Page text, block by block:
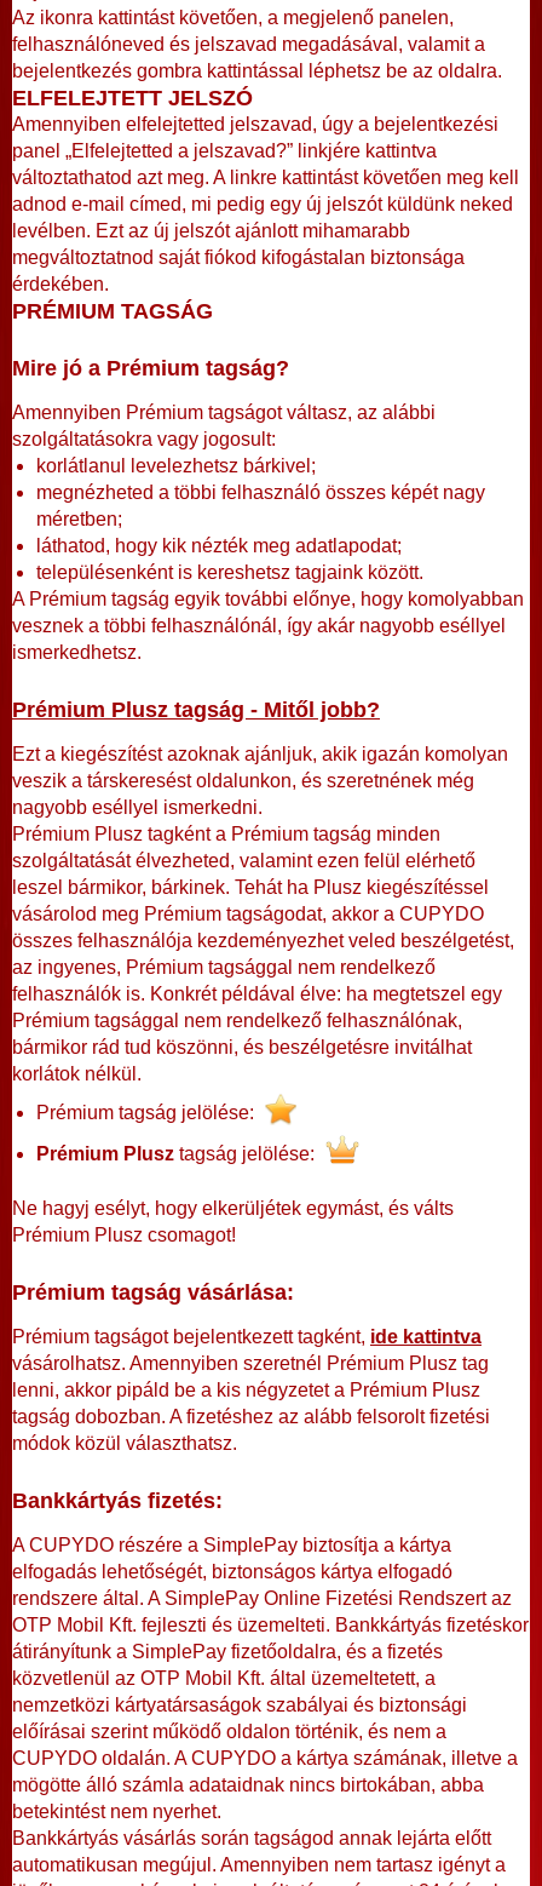
Az ikonra kattintást követően, a megjelenő panelen,
felhasználóneved és jelszavad megadásával, valamit a
bejelentkezés gombra kattintással léphetsz be az oldalra.
ELFELEJTETT JELSZÓ
Amennyiben elfelejtetted jelszavad, úgy a bejelentkezési
panel „Elfelejtetted a jelszavad?” linkjére kattintva
változtathatod azt meg. A linkre kattintást követően meg kell
adnod e-mail címed, mi pedig egy új jelszót küldünk neked
levélben. Ezt az új jelszót ajánlott mihamarabb
megváltoztatnod saját fiókod kifogástalan biztonsága
érdekében.
PRÉMIUM TAGSÁG
Mire jó a Prémium tagság?
Amennyiben Prémium tagságot váltasz, az alábbi
szolgáltatásokra vagy jogosult:
korlátlanul levelezhetsz bárkivel;
megnézheted a többi felhasználó összes képét nagy
méretben;
láthatod, hogy kik nézték meg adatlapodat;
településenként is kereshetsz tagjaink között.
A Prémium tagság egyik további előnye, hogy komolyabban
vesznek a többi felhasználónál, így akár nagyobb eséllyel
ismerkedhetsz.
Prémium Plusz tagság - Mitől jobb?
Ezt a kiegészítést azoknak ajánljuk, akik igazán komolyan
veszik a társkeresést oldalunkon, és szeretnének még
nagyobb eséllyel ismerkedni.
Prémium Plusz tagként a Prémium tagság minden
szolgáltatását élvezheted, valamint ezen felül elérhető
leszel bármikor, bárkinek. Tehát ha Plusz kiegészítéssel
vásárolod meg Prémium tagságodat, akkor a CUPYDO
összes felhasználója kezdeményezhet veled beszélgetést,
az ingyenes, Prémium tagsággal nem rendelkező
felhasználók is. Konkrét példával élve: ha megtetszel egy
Prémium tagsággal nem rendelkező felhasználónak,
bármikor rád tud köszönni, és beszélgetésre invitálhat
korlátok nélkül.
Prémium tagság jelölése:
Prémium Plusz tagság jelölése:
Ne hagyj esélyt, hogy elkerüljétek egymást, és válts
Prémium Plusz csomagot!
Prémium tagság vásárlása:
Prémium tagságot bejelentkezett tagként, ide kattintva
vásárolhatsz. Amennyiben szeretnél Prémium Plusz tag
lenni, akkor pipáld be a kis négyzetet a Prémium Plusz
tagság dobozban. A fizetéshez az alább felsorolt fizetési
módok közül választhatsz.
Bankkártyás fizetés:
A CUPYDO részére a SimplePay biztosítja a kártya
elfogadás lehetőségét, biztonságos kártya elfogadó
rendszere által. A SimplePay Online Fizetési Rendszert az
OTP Mobil Kft. fejleszti és üzemelteti. Bankkártyás fizetéskor
átirányítunk a SimplePay fizetőoldalra, és a fizetés
közvetlenül az OTP Mobil Kft. által üzemeltetett, a
nemzetközi kártyatársaságok szabályai és biztonsági
előírásai szerint működő oldalon történik, és nem a
CUPYDO oldalán. A CUPYDO a kártya számának, illetve a
mögötte álló számla adataidnak nincs birtokában, abba
betekintést nem nyerhet.
Bankkártyás vásárlás során tagságod annak lejárta előtt
automatikusan megújul. Amennyiben nem tartasz igényt a